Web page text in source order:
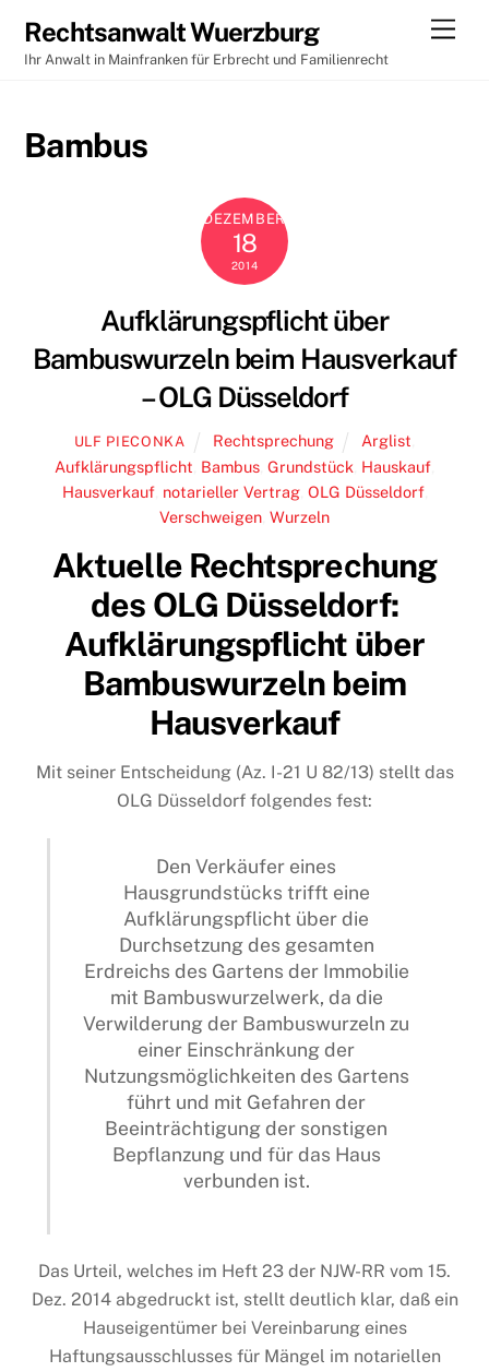
content
Rechtsanwalt Wuerzburg
Ihr Anwalt in Mainfranken für Erbrecht und Familienrecht
Bambus
DEZEMBER
18
2014
Aufklärungspflicht über
Bambuswurzeln beim Hausverkauf
– OLG Düsseldorf
ULF PIECONKA Rechtsprechung Arglist
Aufklärungspflicht Bambus Grundstück Hauskauf
Hausverkauf, notarieller Vertrag, OLG Düsseldorf,
Verschweigen Wurzeln
Aktuelle Rechtsprechung
des OLG Düsseldorf:
Aufklärungspflicht über
Bambuswurzeln beim
Hausverkauf
Mit seiner Entscheidung (Az. I-21 U 82/13) stellt das
OLG Düsseldorf folgendes fest:
Den Verkäufer eines
Hausgrundstücks trifft eine
Aufklärungspflicht über die
Durchsetzung des gesamten
Erdreichs des Gartens der Immobilie
mit Bambuswurzelwerk, da die
Verwilderung der Bambuswurzeln zu
einer Einschränkung der
Nutzungsmöglichkeiten des Gartens
führt und mit Gefahren der
Beeinträchtigung der sonstigen
Bepflanzung und für das Haus
verbunden ist.
Das Urteil, welches im Heft 23 der NJW-RR vom 15.
Dez. 2014 abgedruckt ist, stellt deutlich klar, daß ein
Hauseigentümer bei Vereinbarung eines
Haftungsausschlusses für Mängel im notariellen